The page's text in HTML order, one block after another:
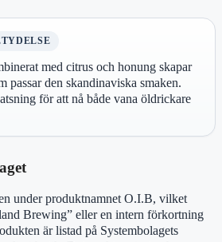
med citrus och honung skapar
passar den skandinaviska smaken.
för att nå både vana öldrickare
under produktnamnet O.I.B, vilket
Brewing” eller en intern förkortning
är listad på Systembolagets